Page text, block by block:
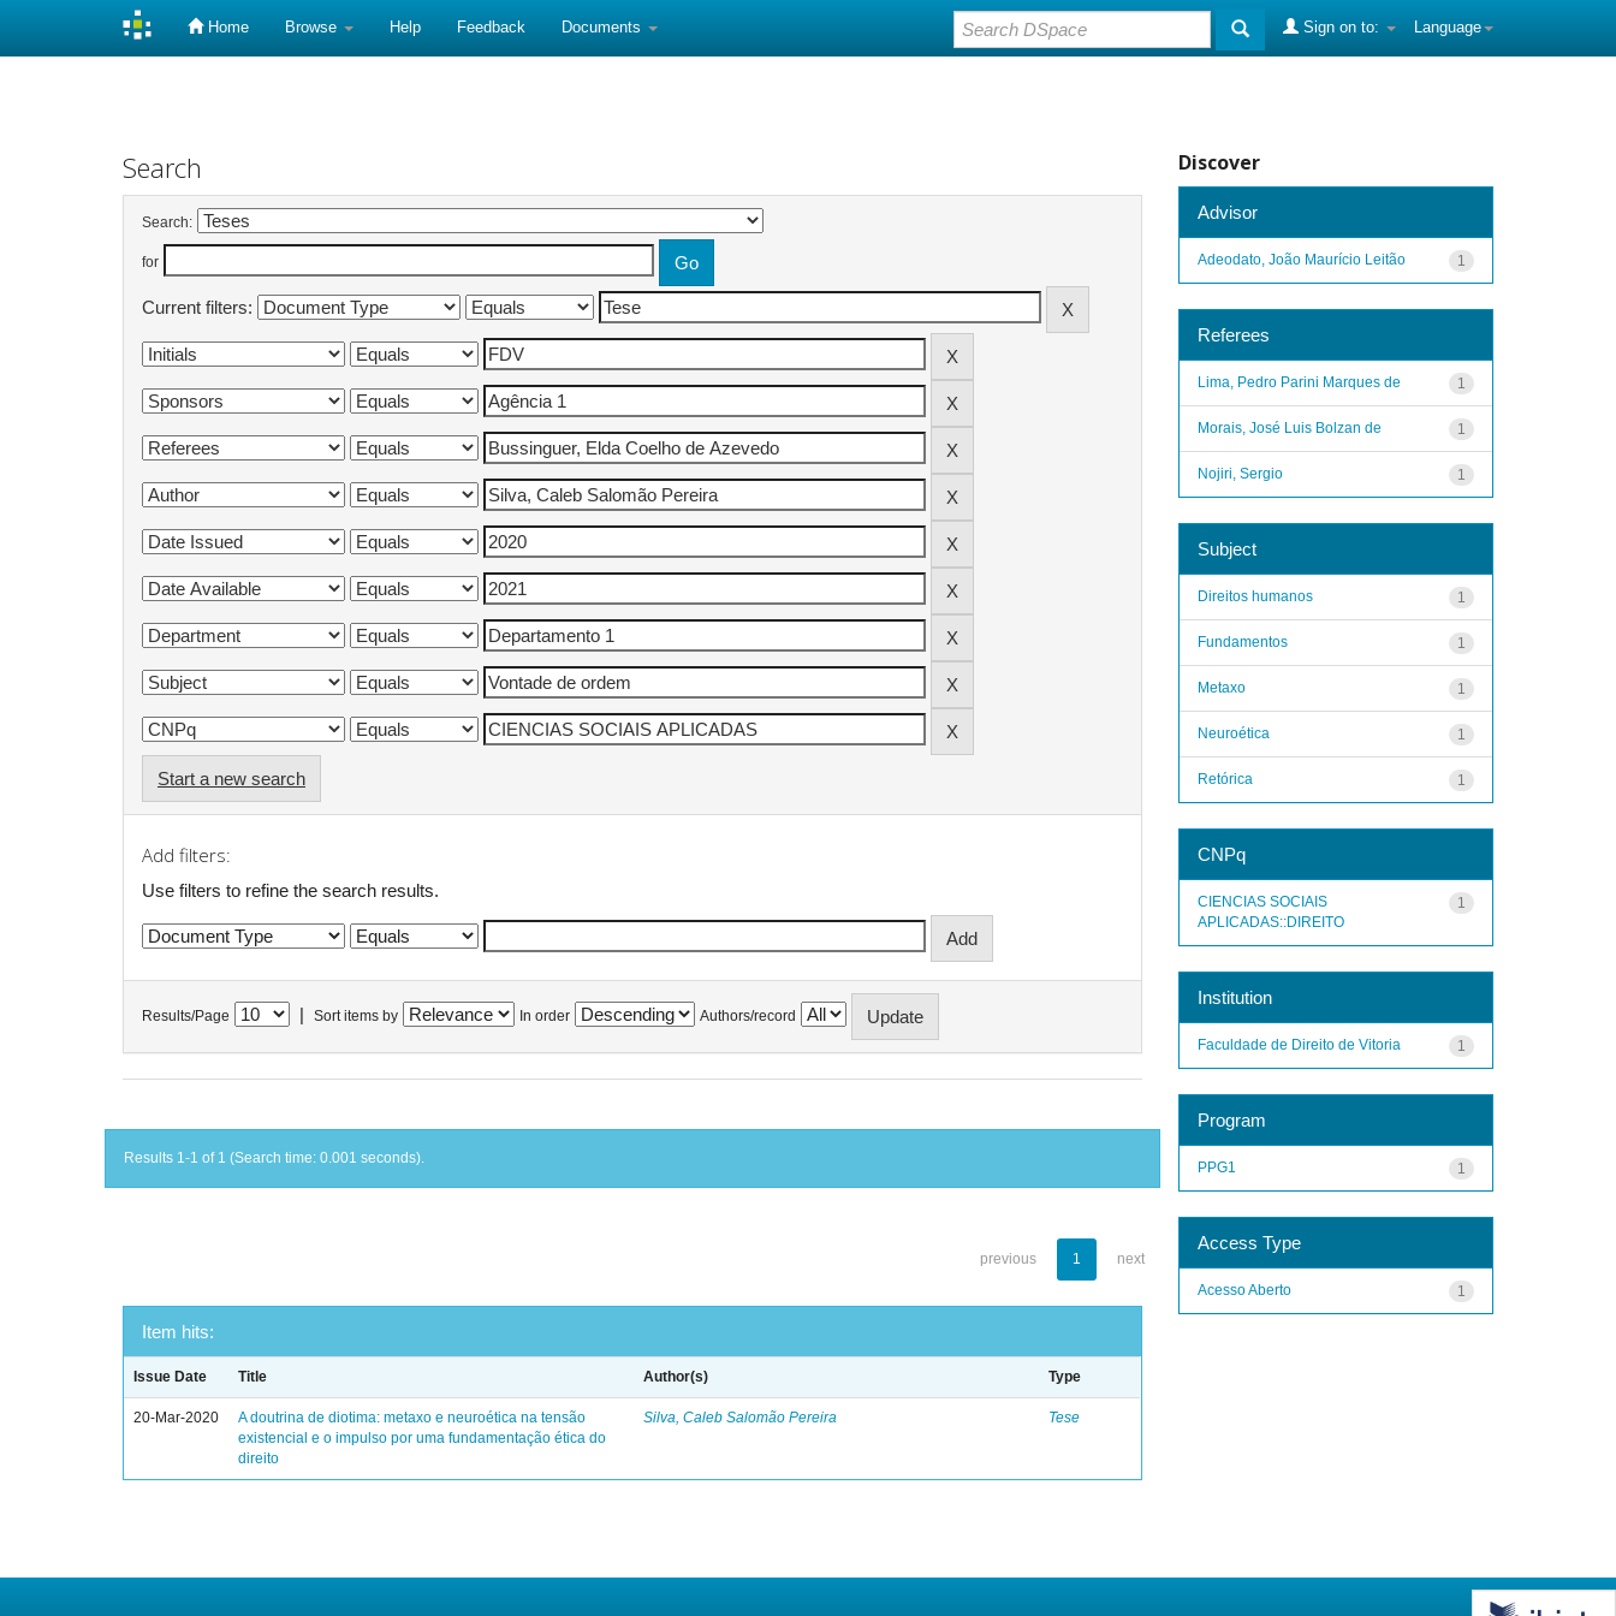
Home Browse Help Feedback Documents Language
Sign on to:
Search
Search:
for
Current filters:
Start a new search
Add filters:
Use filters to refine the search results.
Results/Page Sort items by In order Authors/record
Results 1-1 of 1 (Search time: 0.001 seconds).
previous 1 next
Item hits:
Issue Date Title Author(s) Type
20-Mar-2020
A doutrina de diotima: metaxo e neuroética na tensão
existencial e o impulso por uma fundamentação ética do
direito
Silva, Caleb Salomão Pereira Tese
Discover
Advisor
1
Adeodato, João Maurício Leitão
Referees
1
Lima, Pedro Parini Marques de
1
Morais, José Luis Bolzan de
1
Nojiri, Sergio
Subject
1
Direitos humanos
1
Fundamentos
1
Metaxo
1
Neuroética
1
Retórica
CNPq
1
CIENCIAS SOCIAIS
APLICADAS::DIREITO
Institution
1
Faculdade de Direito de Vitoria
Program
1
PPG1
Access Type
1
Acesso Aberto